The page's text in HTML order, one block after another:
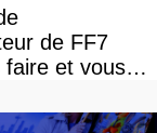
de FF7
faire et vous